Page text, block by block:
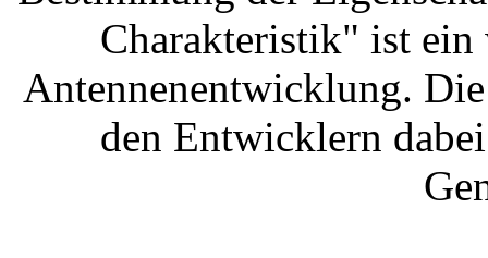
Charakteristik" ist ein
Antennenentwicklung.
den Entwicklern